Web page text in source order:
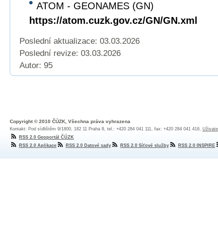
ATOM - GEONAMES (GN)
https://atom.cuzk.gov.cz/GN/GN.xml
Poslední aktualizace: 03.03.2026
Poslední revize: 03.03.2026
Autor: 95
Copyright © 2010 ČÚZK, Všechna práva vyhrazena
Kontakt: Pod sídlištěm 9/1800, 182 11 Praha 8, tel.: +420 284 041 111, fax: +420 284 041 416,
RSS 2.0 Geoportál ČÚZK
RSS 2.0 Aplikace
RSS 2.0 Datové sady RSS 2.0 Síťové služby RSS 2.0 INSPIRE